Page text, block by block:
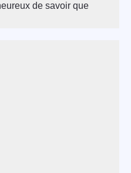
de savoir que